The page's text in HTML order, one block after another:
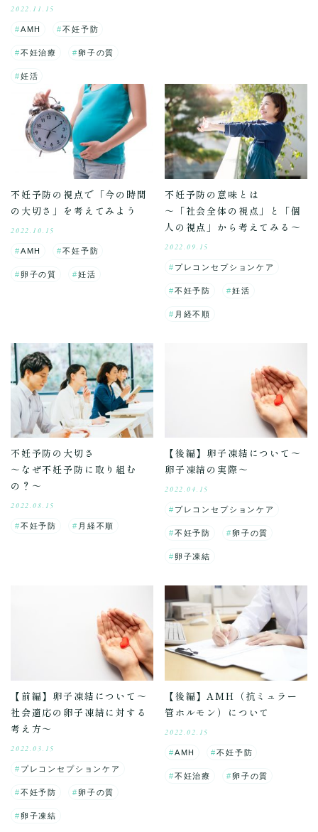
2022.11.15
AMH 不妊予防
不妊治療 卵子の質
妊活
不妊予防の視点で「今の時間
の大切さ」を考えてみよう
2022.10.15
AMH 不妊予防
卵子の質 妊活
不妊予防の意味とは
～「社会全体の視点」と「個
人の視点」から考えてみる～
2022.09.15
プレコンセプションケア
不妊予防 妊活
月経不順
不妊予防の大切さ
～なぜ不妊予防に取り組む
の？～
2022.08.15
不妊予防 月経不順
【後編】卵子凍結について～
卵子凍結の実際～
2022.04.15
プレコンセプションケア
不妊予防 卵子の質
卵子凍結
【前編】卵子凍結について～
社会適応の卵子凍結に対する
考え方～
2022.03.15
プレコンセプションケア
不妊予防 卵子の質
卵子凍結
【後編】AMH（抗ミュラー
管ホルモン）について
2022.02.15
AMH 不妊予防
不妊治療 卵子の質